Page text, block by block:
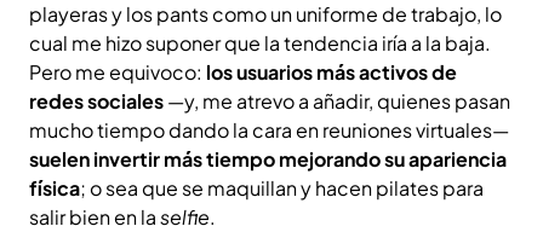
playeras y los pants como un uniforme de trabajo, lo
cual me hizo suponer que la tendencia iría a la baja.
Pero me equivoco: los usuarios más activos de
redes sociales—y, me atrevo a añadir, quienes pasan
mucho tiempo dando la cara en reuniones virtuales—
suelen invertir más tiempo mejorando su apariencia
física; o sea que se maquillan y hacen pilates para
salir bien en laselfie.